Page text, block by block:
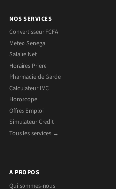
NOS SERVICES
Convertisseur FCFA
Meteo Senegal
Salaire Net
Horaires Priere
Pharmacie de Garde
Calculateur IMC
Horoscope
Offres Emploi
Simulateur Credit
Tous les services →
A PROPOS
Qui sommes-nous